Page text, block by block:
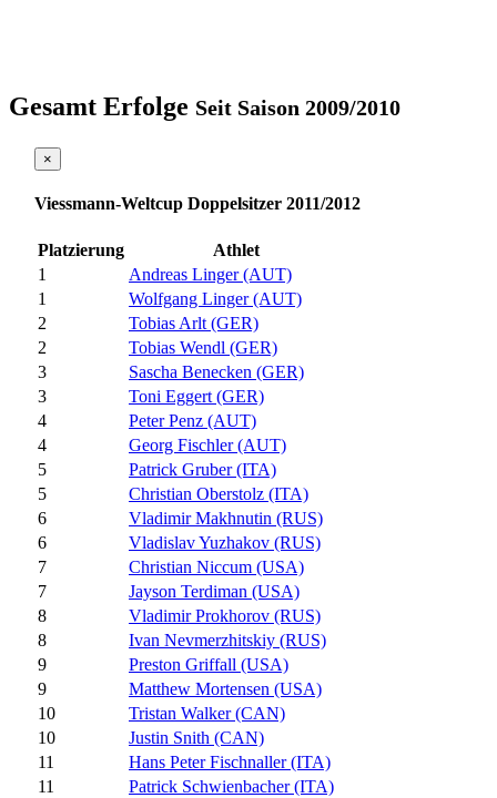
Gesamt Erfolge Seit Saison 2009/2010
×
Viessmann-Weltcup Doppelsitzer 2011/2012
Platzierung
Athlet
1
Andreas Linger (AUT)
1
Wolfgang Linger (AUT)
2
Tobias Arlt (GER)
2
Tobias Wendl (GER)
3
Sascha Benecken (GER)
3
Toni Eggert (GER)
4
Peter Penz (AUT)
4
Georg Fischler (AUT)
5
Patrick Gruber (ITA)
5
Christian Oberstolz (ITA)
6
Vladimir Makhnutin (RUS)
6
Vladislav Yuzhakov (RUS)
7
Christian Niccum (USA)
7
Jayson Terdiman (USA)
8
Vladimir Prokhorov (RUS)
8
Ivan Nevmerzhitskiy (RUS)
9
Preston Griffall (USA)
9
Matthew Mortensen (USA)
10
Tristan Walker (CAN)
10
Justin Snith (CAN)
11
Hans Peter Fischnaller (ITA)
11
Patrick Schwienbacher (ITA)